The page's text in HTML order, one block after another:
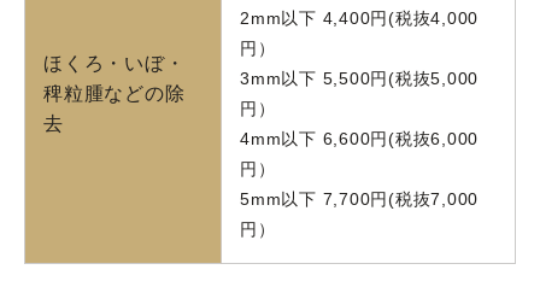
ほくろ・いぼ・
稗粒腫などの除
去
2mm以下 4,400円(税抜4,000
円）
3mm以下 5,500円(税抜5,000
円）
4mm以下 6,600円(税抜6,000
円）
5mm以下 7,700円(税抜7,000
円）